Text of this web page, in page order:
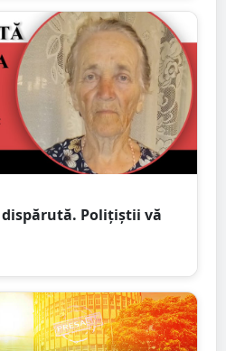
Polițiștii vă